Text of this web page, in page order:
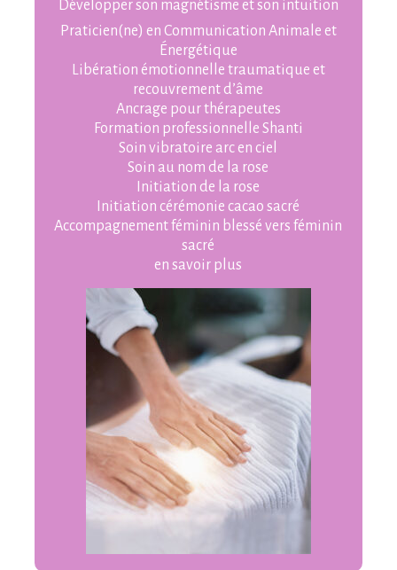
Développer son magnétisme et son intuition
Praticien(ne) en Communication Animale et
Énergétique
Libération émotionnelle traumatique et
recouvrement d’âme
Ancrage pour thérapeutes
Formation professionnelle Shanti
Soin vibratoire arc en ciel
Soin au nom de la rose
Initiation de la rose
Initiation cérémonie cacao sacré
Accompagnement féminin blessé vers féminin
sacré
en savoir plus